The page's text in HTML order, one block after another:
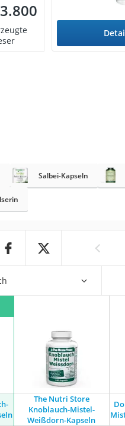
Salbei-Kapseln
The Nutri Store
Knoblauch-Mistel-
Weißdorn-Kapseln